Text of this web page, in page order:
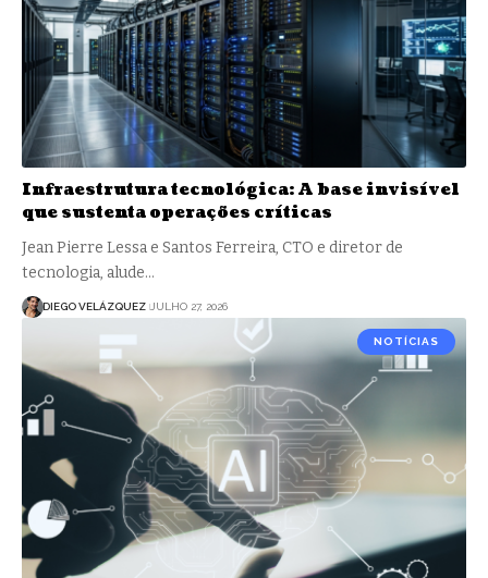
Infraestrutura tecnológica: A base invisível
que sustenta operações críticas
Jean Pierre Lessa e Santos Ferreira, CTO e diretor de
tecnologia, alude…
DIEGO VELÁZQUEZ JULHO 27, 2026
NOTÍCIAS